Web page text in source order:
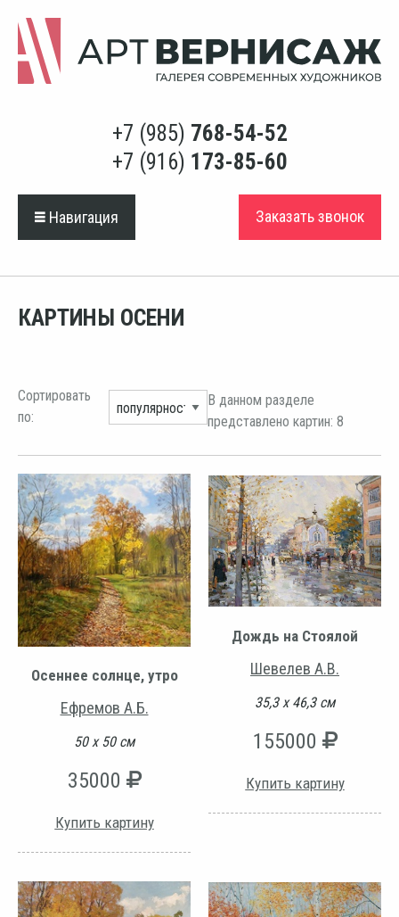
+7 (985) 768-54-52
+7 (916) 173-85-60
Навигация Заказать звонок
КАРТИНЫ ОСЕНИ
Сортировать
по:
В данном разделе
представлено картин: 8
Осеннее солнце, утро
Ефремов А.Б.
50 х 50 см
35000
Купить картину
Дождь на Стоялой
Шевелев А.В.
35,3 х 46,3 см
155000
Купить картину